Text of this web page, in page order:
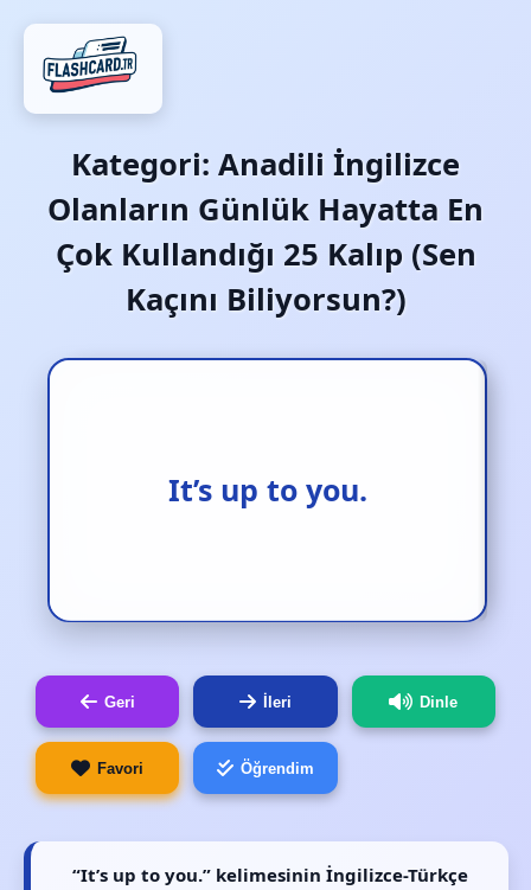
Kategori: Anadili İngilizce
Olanların Günlük Hayatta En
Çok Kullandığı 25 Kalıp (Sen
Kaçını Biliyorsun?)
It’s up to you.
Sana bağlı.
Geri İleri Dinle
Favori Öğrendim
“It’s up to you.” kelimesinin İngilizce-Türkçe